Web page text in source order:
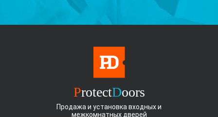
ProtectDoors
Продажа и установка входных и
межкомнатных дверей